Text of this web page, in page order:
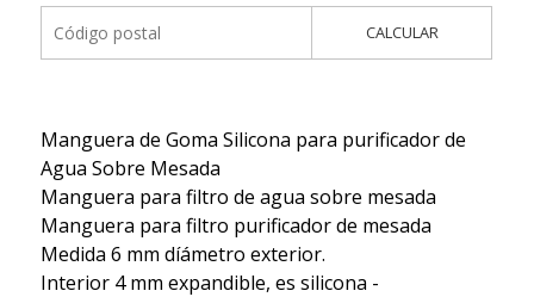
CALCULAR
Manguera de Goma Silicona para purificador de
Agua Sobre Mesada
Manguera para filtro de agua sobre mesada
Manguera para filtro purificador de mesada
Medida 6 mm díámetro exterior.
Interior 4 mm expandible, es silicona -